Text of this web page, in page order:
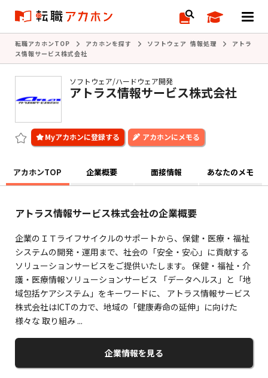
転職アカホンTOP アカホンを探す ソフトウェア 情報処理
アトラ
ス情報サービス株式会社
ソフトウェア/ハードウェア開発
アトラス情報サービス株式会社
アカホンにメモる
アカホンTOP 企業概要 面接情報 あなたのメモ
アトラス情報サービス株式会社の企業概要
企業のＩＴライフサイクルのサポートから、保健・医療・福祉
システムの開発・運用まで、社会の「安全・安心」に貢献する
ソリューションサービスをご提供いたします。 保健・福祉・介
護・医療情報ソリューションサービス 「データヘルス」と「地
域包括ケアシステム」をキーワードに、 アトラス情報サービス
株式会社はICTの力で、地域の「健康寿命の延伸」に向けた
様々な 取り組み ...
企業情報を見る